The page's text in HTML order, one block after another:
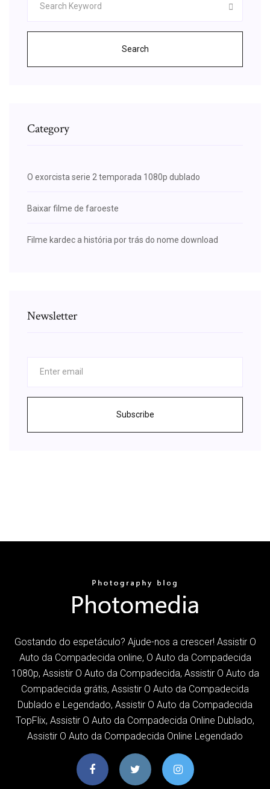
Search
Category
O exorcista serie 2 temporada 1080p dublado
Baixar filme de faroeste
Filme kardec a história por trás do nome download
Newsletter
Subscribe
Gostando do espetáculo? Ajude-nos a crescer! Assistir O
Auto da Compadecida online, O Auto da Compadecida
1080p, Assistir O Auto da Compadecida, Assistir O Auto da
Compadecida grátis, Assistir O Auto da Compadecida
Dublado e Legendado, Assistir O Auto da Compadecida
TopFlix, Assistir O Auto da Compadecida Online Dublado,
Assistir O Auto da Compadecida Online Legendado